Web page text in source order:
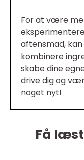
For at være
aftensmad,
kombinere
skabe dine
drive dig og
noget nyt!
Få